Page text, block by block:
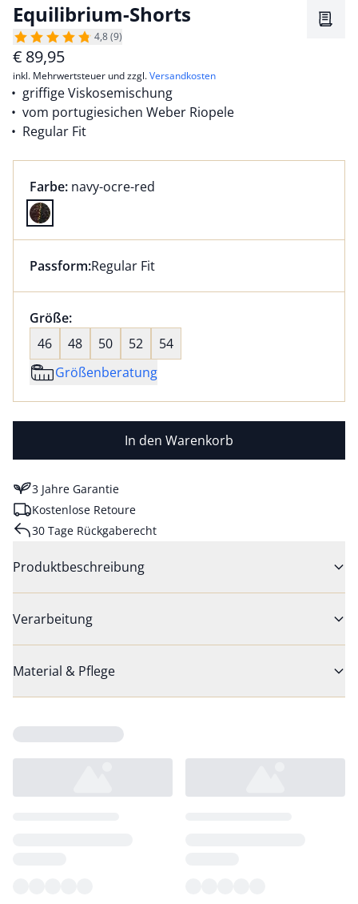
Equilibrium-Shorts
4,8 (9)
€ 89,95
inkl. Mehrwertsteuer und zzgl.Versandkosten
griffige Viskosemischung
vom portugiesichen Weber Riopele
Regular Fit
Farbauswahl:
Farbe: aktuell ausgewählt:
navy-ocre-red
Farbe navy-ocre-red ausgewählt
Dieser Artikel hat die Passform Regular Fit. für
Passform:Regular Fit
Größenauswahl:
Größe:nichts ausgewählt
46
48 50 52
54
Größenberatung
In den Warenkorb
3 Jahre Garantie
Kostenlose Retoure
30 Tage Rückgaberecht
Produktbeschreibung
Verarbeitung
Material & Pflege